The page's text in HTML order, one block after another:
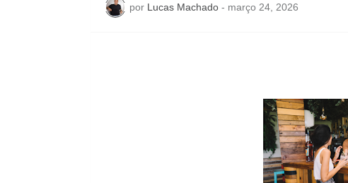
por Lucas Machado - março 24, 2026